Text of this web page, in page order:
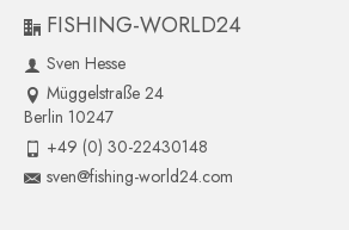
FISHING-WORLD24
Sven Hesse
Müggelstraße 24
Berlin 10247
+49 (0) 30-22430148
sven@fishing-world24.com